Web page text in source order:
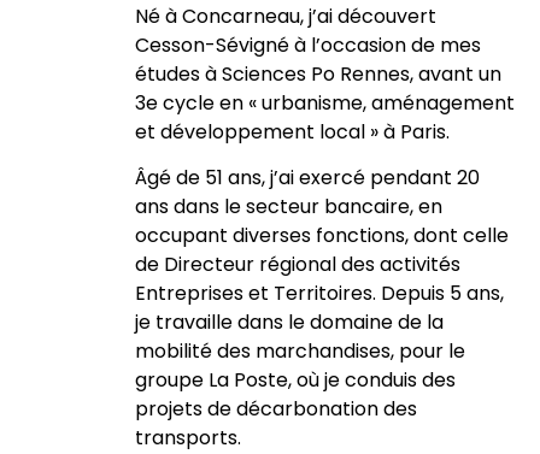
Né à Concarneau, j’ai découvert
Cesson-Sévigné à l’occasion de mes
études à Sciences Po Rennes, avant un
3e cycle en « urbanisme, aménagement
et développement local » à Paris.
Âgé de 51 ans, j’ai exercé pendant 20
ans dans le secteur bancaire, en
occupant diverses fonctions, dont celle
de Directeur régional des activités
Entreprises et Territoires. Depuis 5 ans,
je travaille dans le domaine de la
mobilité des marchandises, pour le
groupe La Poste, où je conduis des
projets de décarbonation des
transports.